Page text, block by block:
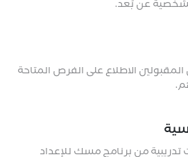
عن بُعد.
الاطلاع على الفرص المتاحة
تدريبية من برنامج مسك للإعداد